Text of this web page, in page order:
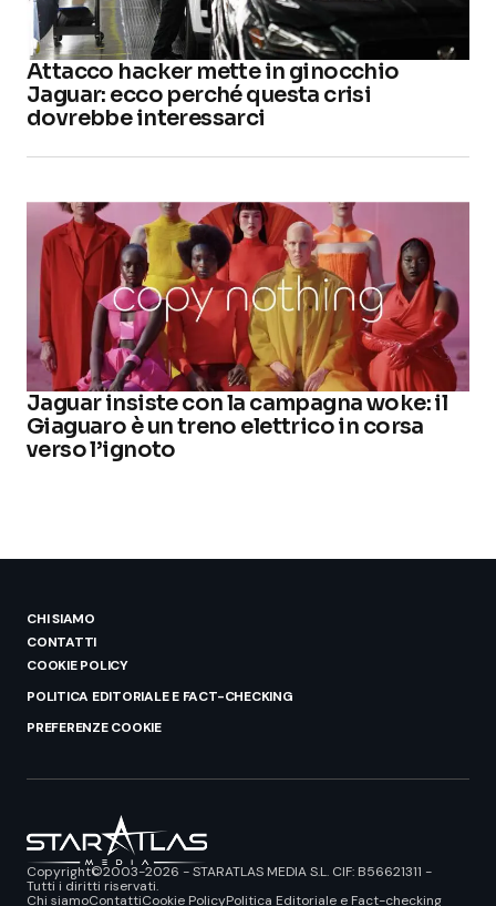
Attacco hacker mette in ginocchio
Jaguar: ecco perché questa crisi
dovrebbe interessarci
Jaguar insiste con la campagna woke: il
Giaguaro è un treno elettrico in corsa
verso l’ignoto
CHI SIAMO
CONTATTI
COOKIE POLICY
POLITICA EDITORIALE E FACT-CHECKING
PREFERENZE COOKIE
Copyright©2003-2026 - STARATLAS MEDIA S.L. CIF: B56621311 -
Tutti i diritti riservati.
Chi siamoContattiCookie PolicyPolitica Editoriale e Fact-checking